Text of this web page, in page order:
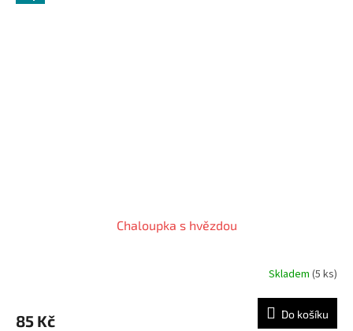
Chaloupka s hvězdou
Skladem (5 ks)
85 Kč Do košíku